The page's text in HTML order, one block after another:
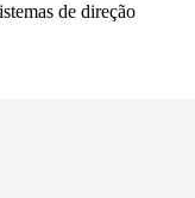
de direção